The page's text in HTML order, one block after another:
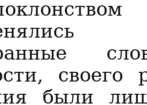
своего
были